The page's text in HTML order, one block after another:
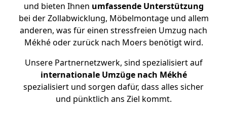
und bieten Ihnen umfassende Unterstützung
bei der Zollabwicklung, Möbelmontage und allem
anderen, was für einen stressfreien Umzug nach
Mékhé oder zurück nach Moers benötigt wird.
Unsere Partnernetzwerk, sind spezialisiert auf
internationale Umzüge nach Mékhé
spezialisiert und sorgen dafür, dass alles sicher
und pünktlich ans Ziel kommt.